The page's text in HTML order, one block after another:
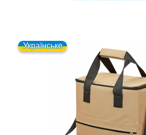
Українське